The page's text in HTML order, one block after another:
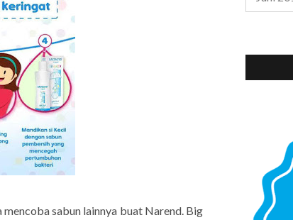
sabun lainnya buat Narend. Big